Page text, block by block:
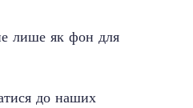
лише як фон для
до наших